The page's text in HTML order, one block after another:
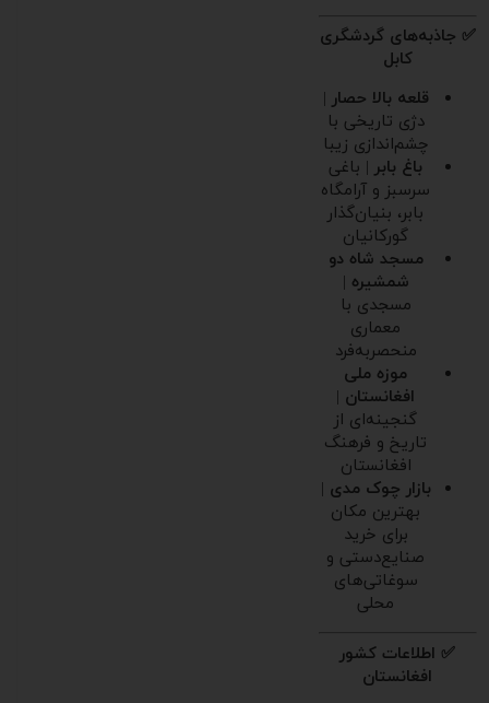
✅ جاذبه‌های گردشگری
کابل
قلعه بالا حصار |
دژی تاریخی با
چشم‌اندازی زیبا
باغ بابر| باغی
سرسبز و آرامگاه
بابر، بنیان‌گذار
گورکانیان
مسجد شاه دو
شمشیره |
مسجدی با
معماری
منحصر‌به‌فرد
موزه ملی
افغانستان |
گنجینه‌ای از
تاریخ و فرهنگ
افغانستان
بازار چوک مدی |
بهترین مکان
برای خرید
صنایع‌دستی و
سوغاتی‌های
محلی
✅ اطلاعات کشور
افغانستان